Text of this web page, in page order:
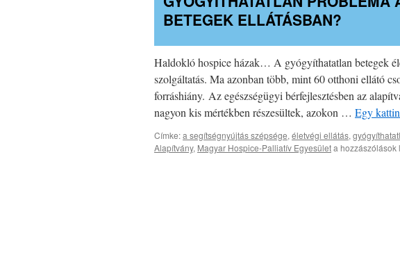
BETEGEK ELLÁTÁSBAN?
Haldokló hospice házak… A gyógyíthatatlan betegek
szolgáltatás. Ma azonban több, mint 60 otthoni ellátó
forráshiány. Az egészségügyi bérfejlesztésben az
nagyon kis mértékben részesültek, azokon … Egy
Címke:a segítségnyújtás szépsége, életvégi ellátás,
Alapítvány, Magyar Hospice-Palliatív EgyesületGyógyíthatatlan
a hozzászólások